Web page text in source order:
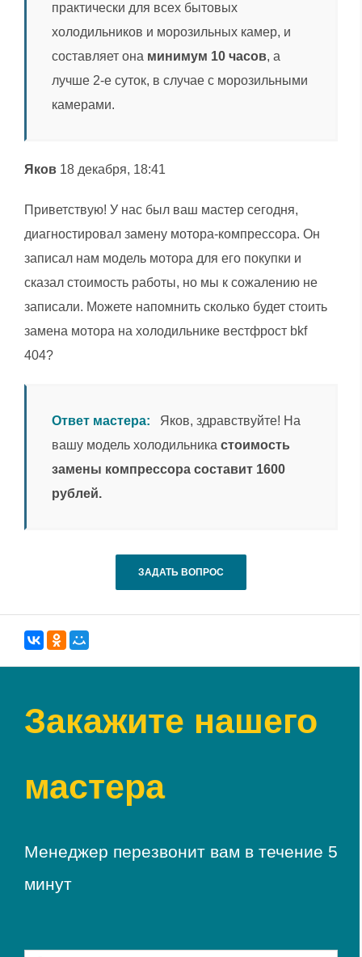
практически для всех бытовых
холодильников и морозильных камер, и
составляет она минимум 10 часов, а
лучше 2-е суток, в случае с морозильными
камерами.
Яков 18 декабря, 18:41
Приветствую! У нас был ваш мастер сегодня,
диагностировал замену мотора-компрессора. Он
записал нам модель мотора для его покупки и
сказал стоимость работы, но мы к сожалению не
записали. Можете напомнить сколько будет стоить
замена мотора на холодильнике вестфрост bkf
404?
Ответ мастера: Яков, здравствуйте! На
вашу модель холодильника стоимость
замены компрессора составит 1600
рублей.
ЗАДАТЬ ВОПРОС
Закажите нашего
мастера
Менеджер перезвонит вам в течение 5
минут